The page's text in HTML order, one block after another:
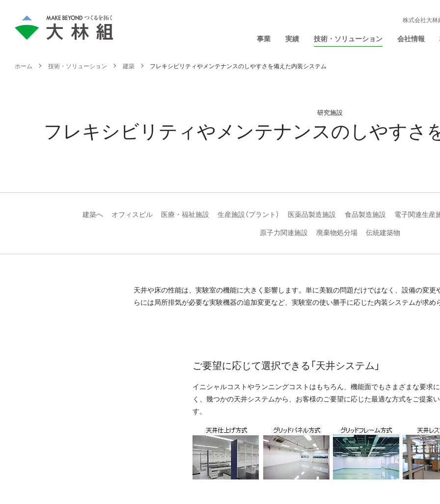
事業 実績 技術・ソリューション 会社情報
株式会社大林
ホーム 技術・ソリューション 建築 フレキシビリティやメンテナンスのしやすさを備えた内装システム
研究施設
フレキシビリティやメンテナンスのしやすさ
建築へ オフィスビル 医療・福祉施設 生産施設（プラント） 医薬品製造施設 食品製造施設 電子関連生産
原子力関連施設
廃棄物処分場 伝統建築物
天井や床の性能は、実験室の機能に大きく影響します。単に美観の問題だけではなく、設備の変更
らには局所排気が必要な実験機器の追加変更など、実験室の使い勝手に応じた内装システムが求め
ご要望に応じて選択できる「天井システム」
イニシャルコストやランニングコストはもちろん、機能面でもさまざまな要求
く、幾つかの天井システムから、お客様のご要望に応じた最適な方式をご提案
す。